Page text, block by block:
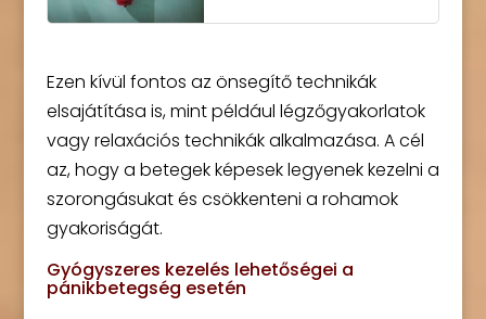
Ezen kívül fontos az önsegítő technikák
elsajátítása is, mint például légzőgyakorlatok
vagy relaxációs technikák alkalmazása. A cél
az, hogy a betegek képesek legyenek kezelni a
szorongásukat és csökkenteni a rohamok
gyakoriságát.
Gyógyszeres kezelés lehetőségei a
pánikbetegség esetén